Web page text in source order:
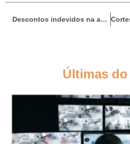
Descontos indevidos na aposentadoria: como recuperar valores e a importância de um advogado
Últimas